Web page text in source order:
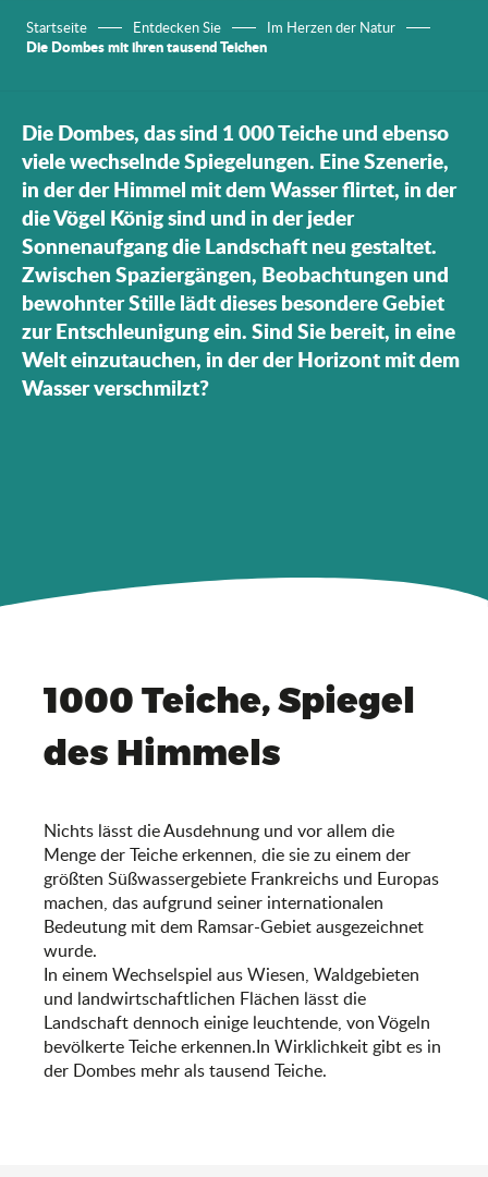
Startseite Entdecken Sie Im Herzen der Natur
Die Dombes mit ihren tausend Teichen
Die Dombes, das sind 1 000 Teiche und ebenso
viele wechselnde Spiegelungen. Eine Szenerie,
in der der Himmel mit dem Wasser flirtet, in der
die Vögel König sind und in der jeder
Sonnenaufgang die Landschaft neu gestaltet.
Zwischen Spaziergängen, Beobachtungen und
bewohnter Stille lädt dieses besondere Gebiet
zur Entschleunigung ein. Sind Sie bereit, in eine
Welt einzutauchen, in der der Horizont mit dem
Wasser verschmilzt?
1000 Teiche, Spiegel
des Himmels
Nichts lässt die Ausdehnung und vor allem die
Menge der Teiche erkennen, die sie zu einem der
größten Süßwassergebiete Frankreichs und Europas
machen, das aufgrund seiner internationalen
Bedeutung mit dem Ramsar-Gebiet ausgezeichnet
wurde.
In einem Wechselspiel aus Wiesen, Waldgebieten
und landwirtschaftlichen Flächen lässt die
Landschaft dennoch einige leuchtende, von Vögeln
bevölkerte Teiche erkennen.In Wirklichkeit gibt es in
der Dombes mehr als tausend Teiche.